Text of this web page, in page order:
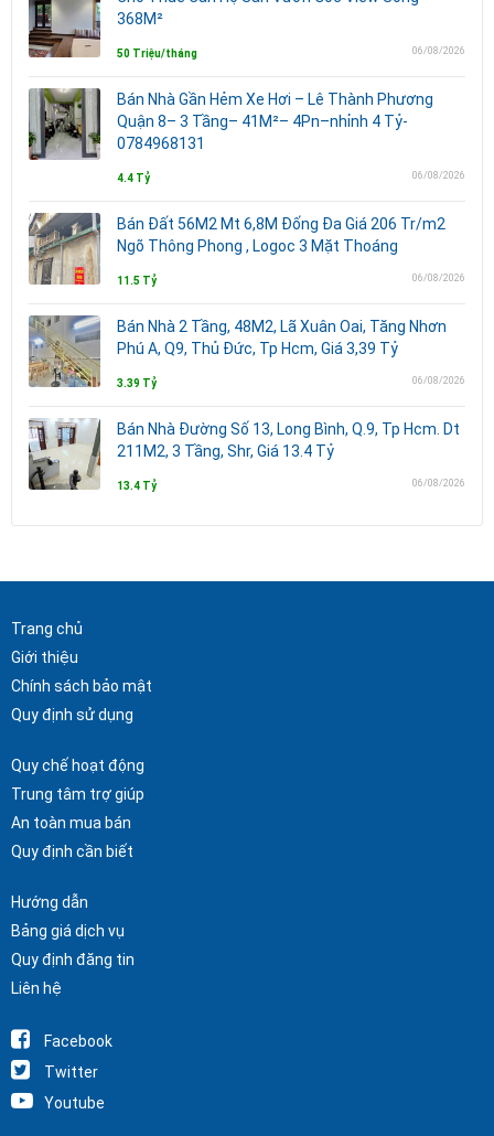
368M²
50 Triệu/tháng 06/08/2026
Bán Nhà Gần Hẻm Xe Hơi – Lê Thành Phương
Quận 8– 3 Tầng– 41M²– 4Pn–nhỉnh 4 Tỷ-
0784968131
4.4 Tỷ 06/08/2026
Bán Đất 56M2 Mt 6,8M Đống Đa Giá 206 Tr/m2
Ngõ Thông Phong , Logoc 3 Mặt Thoáng
11.5 Tỷ 06/08/2026
Bán Nhà 2 Tầng, 48M2, Lã Xuân Oai, Tăng Nhơn
Phú A, Q9, Thủ Đức, Tp Hcm, Giá 3,39 Tỷ
3.39 Tỷ 06/08/2026
Bán Nhà Đường Số 13, Long Bình, Q.9, Tp Hcm. Dt
211M2, 3 Tầng, Shr, Giá 13.4 Tỷ
13.4 Tỷ 06/08/2026
Trang chủ
Giới thiệu
Chính sách bảo mật
Quy định sử dụng
Quy chế hoạt động
Trung tâm trợ giúp
An toàn mua bán
Quy định cần biết
Hướng dẫn
Bảng giá dịch vụ
Quy định đăng tin
Liên hệ
Facebook
Twitter
Youtube